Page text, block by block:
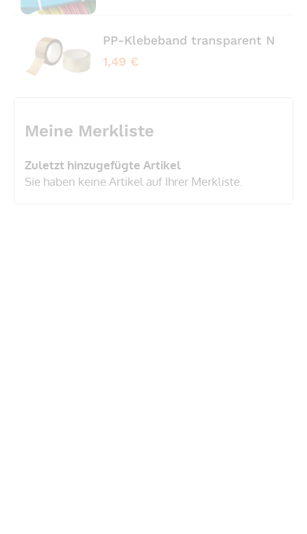
PP-Klebeband transparent No
1,49 €
Meine Merkliste
Zuletzt hinzugefügte Artikel
Sie haben keine Artikel auf Ihrer Merkliste.